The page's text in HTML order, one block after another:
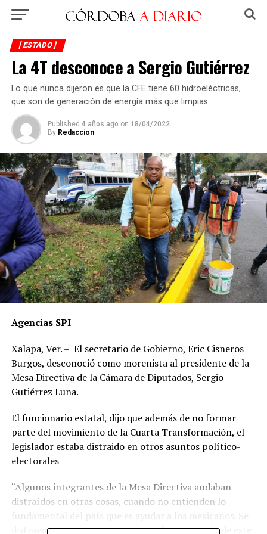
[ ESTADO ]
La 4T desconoce a Sergio Gutiérrez
Lo que nunca dijeron es que la CFE tiene 60 hidroeléctricas,
que son de generación de energía más que limpias.
Published 4 años ago on 18/04/2022
By Redaccion
Agencias SPI
Xalapa, Ver. – El secretario de Gobierno, Eric Cisneros
Burgos, desconoció como morenista al presidente de la
Mesa Directiva de la Cámara de Diputados, Sergio
Gutiérrez Luna.
El funcionario estatal, dijo que además de no formar
parte del movimiento de la Cuarta Transformación, el
legislador estaba distraido en otros asuntos político-
electorales
“Algunos integrantes de la Mesa Directiva andaban
distraídos en otras cosas, cuando no entienden lo
fundamental del país que es ayudar a los mexicanos. Se
distraen en otras cosas porque no forman parte de este